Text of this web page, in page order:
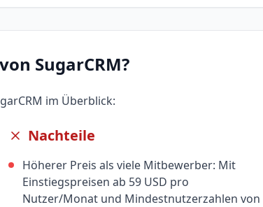
SugarCRM?
im Überblick:
Nachteile
Höherer Preis als viele Mitbewerber: Mit
Einstiegspreisen ab 59 USD pro
Nutzer/Monat und Mindestnutzerzahlen von